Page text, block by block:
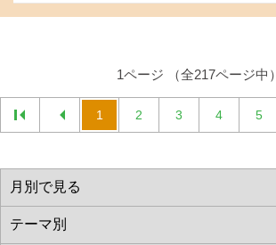
1ページ （全217ページ中）
1 2 3 4 5